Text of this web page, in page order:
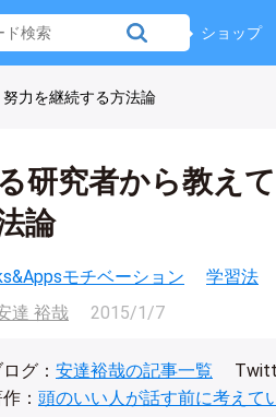
ショップ
力を継続する方法論
研究者から教え
論
モチベーション 学習法
達 裕哉
2015/1/7
グ： 安達裕哉の記事一覧
： 頭のいい人が話す前に考えて